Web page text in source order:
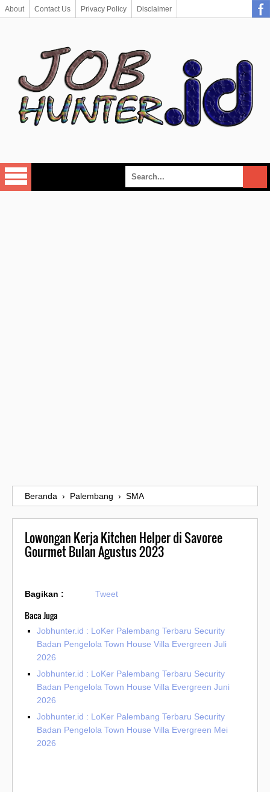
About Contact Us Privacy Policy Disclaimer
Beranda › Palembang › SMA
Lowongan Kerja Kitchen Helper di Savoree
Gourmet Bulan Agustus 2023
Bagikan : Tweet
Baca Juga
Jobhunter.id : LoKer Palembang Terbaru Security
Badan Pengelola Town House Villa Evergreen Juli
2026
Jobhunter.id : LoKer Palembang Terbaru Security
Badan Pengelola Town House Villa Evergreen Juni
2026
Jobhunter.id : LoKer Palembang Terbaru Security
Badan Pengelola Town House Villa Evergreen Mei
2026